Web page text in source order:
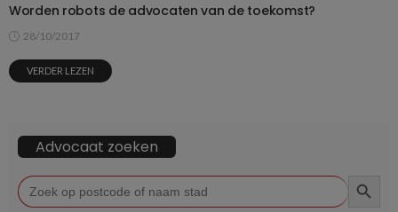
Worden robots de advocaten van de toekomst?
28/10/2017
VERDER LEZEN
Advocaat zoeken
Zoek
naar: